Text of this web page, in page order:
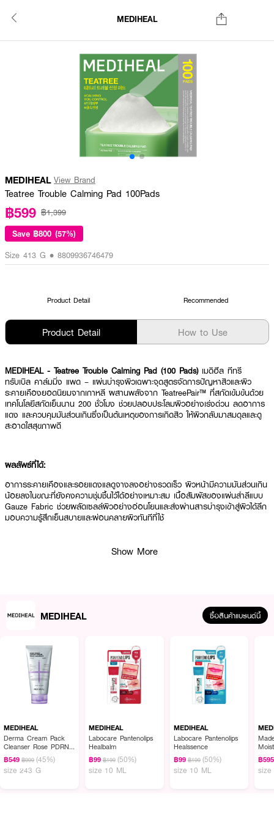
MEDIHEAL
MEDIHEAL View Brand
Teatree Trouble Calming Pad 100Pads
฿599 ฿1,399
Save ฿800 (57%)
Size 413 G • 8809936746479
Product Detail Recommended
Product Detail How to Use
MEDIHEAL - Teatree Trouble Calming Pad (100 Pads) เมดิฮีล ทีทรี
ทรับเบิล คาล์มมิ่ง แพด – แผ่นบำรุงผิวเฉพาะจุดสูตรจัดการปัญหาสิวและผิว
ระคายเคืองยอดนิยมจากเกาหลี ผสานพลังจาก TeatreePair™ ที่สกัดเข้มข้นด้วย
เทคโนโลยีสกัดเย็นนาน 200 ชั่วโมง ช่วยปลอบประโลมผิวอย่างเร่งด่วน ลดอาการ
แดง และควบคุมมันส่วนเกินซึ่งเป็นต้นเหตุของการเกิดสิว ให้ผิวกลับมาสมดุลและดู
สะอาดใสสุขภาพดี
ผลลัพธ์ที่ได้:
อาการระคายเคืองและรอยแดงแลดูจางลงอย่างรวดเร็ว ผิวหน้ามีความมันส่วนเกิน
น้อยลงในขณะที่ยังคงความชุ่มชื้นไว้ได้อย่างเหมาะสม เนื้อสัมผัสของแผ่นสำลีแบบ
Gauze Fabric ช่วยผลัดเซลล์ผิวอย่างอ่อนโยนและส่งผ่านสารบำรุงเข้าสู่ผิวได้ลึก
มอบความรู้สึกเย็นสบายและผ่อนคลายผิวทันทีที่ใช้
● เมดิฮีล ทีทรี ทรับเบิล คาล์มมิ่ง แพด
● 200H Cold Extraction เทคโนโลยีสกัดเย็นที่คงประสิทธิภาพของสารสกัดทีทรีไว้
ได้สูงสุด
แนบสนิทไปกับผิวได้ทุกส่วน
● Oil Control & Balance ช่วยปรับสมดุลน้ำมันบนผิว ลดโอกาสการเกิดสิวใหม่
● Non-Comedogenic & German Dermatest ผ่านการทดสอบว่าไม่ก่อให้เกิด
การอุดตันและอ่อนโยนระดับ Excellent
● เลขที่ใบจดแจ้ง: 12-2-6900004148
How To Use:
Show More
MEDIHEAL ซื้อสินค้าแบรนด์นี้
MEDIHEAL
Derma Cream Pack
Cleanser Rose PDRN
[Pore Firming]
฿549 ฿999 (45%)
size 243 G
MEDIHEAL
Labocare Pantenolips
Healbalm
฿99 ฿199 (50%)
size 10 ML
MEDIHEAL
Labocare Pantenolips
Healssence
฿99 ฿199 (50%)
size 10 ML
฿595
size